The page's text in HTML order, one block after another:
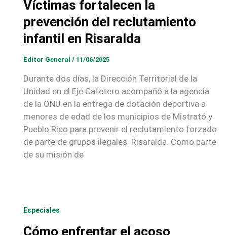
Víctimas fortalecen la
prevención del reclutamiento
infantil en Risaralda
Editor General / 11/06/2025
Durante dos días, la Dirección Territorial de la
Unidad en el Eje Cafetero acompañó a la agencia
de la ONU en la entrega de dotación deportiva a
menores de edad de los municipios de Mistrató y
Pueblo Rico para prevenir el reclutamiento forzado
de parte de grupos ilegales. Risaralda. Como parte
de su misión de
Especiales
Cómo enfrentar el acoso